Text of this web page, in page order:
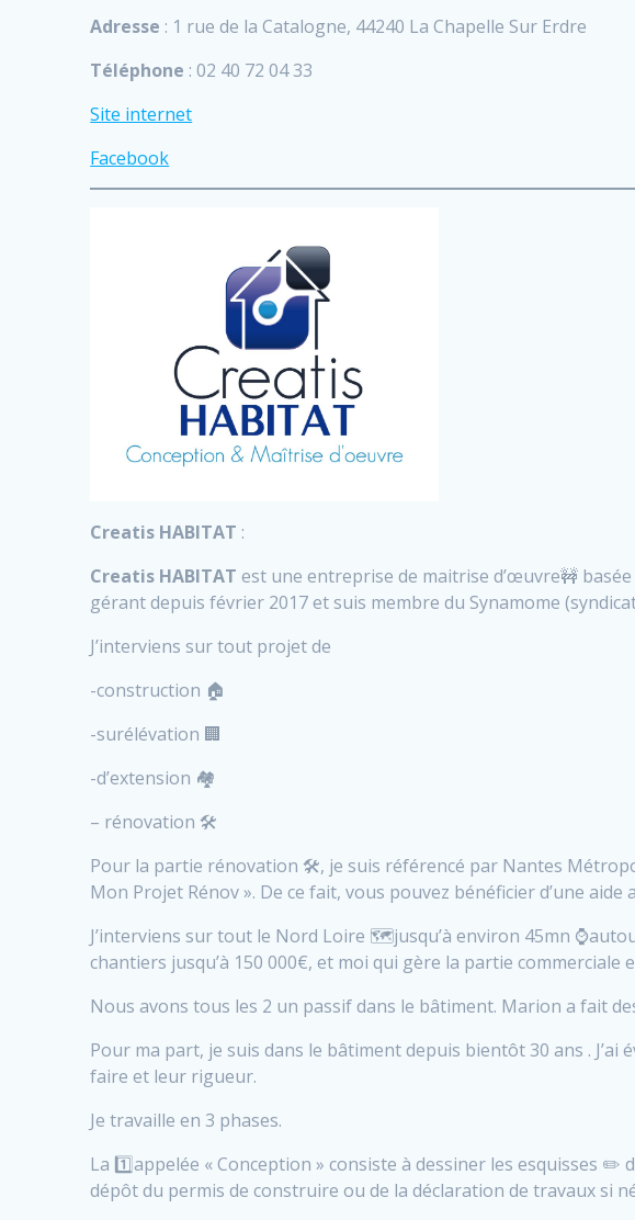
Adresse : 1 rue de la Catalogne, 44240 La Chapelle Sur Erdre
Téléphone : 02 40 72 04 33
Site internet
Facebook
Creatis HABITAT :
Creatis HABITAT est une entreprise de maitrise d’œuvre🚧 basée
gérant depuis février 2017 et suis membre du Synamome
J’interviens sur tout projet de
-construction 🏠
-surélévation 🏢
-d’extension 🏘️
– rénovation 🛠️
Pour la partie rénovation 🛠️, je suis référencé par Nantes
Mon Projet Rénov ». De ce fait, vous pouvez bénéficier d’une
J’interviens sur tout le Nord Loire 🗺️jusqu’à environ 45mn
chantiers jusqu’à 150 000€, et moi qui gère la partie
Nous avons tous les 2 un passif dans le bâtiment. Marion a fait
Pour ma part, je suis dans le bâtiment depuis bientôt 30 ans .
faire et leur rigueur.
Je travaille en 3 phases.
La 1️⃣appelée « Conception » consiste à dessiner les esquisses
dépôt du permis de construire ou de la déclaration de travaux si